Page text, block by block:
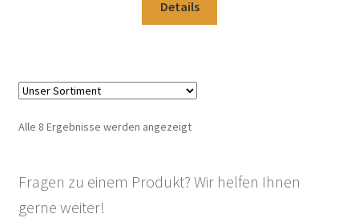
Details
Alle 8 Ergebnisse werden angezeigt
Fragen zu einem Produkt? Wir helfen Ihnen
gerne weiter!